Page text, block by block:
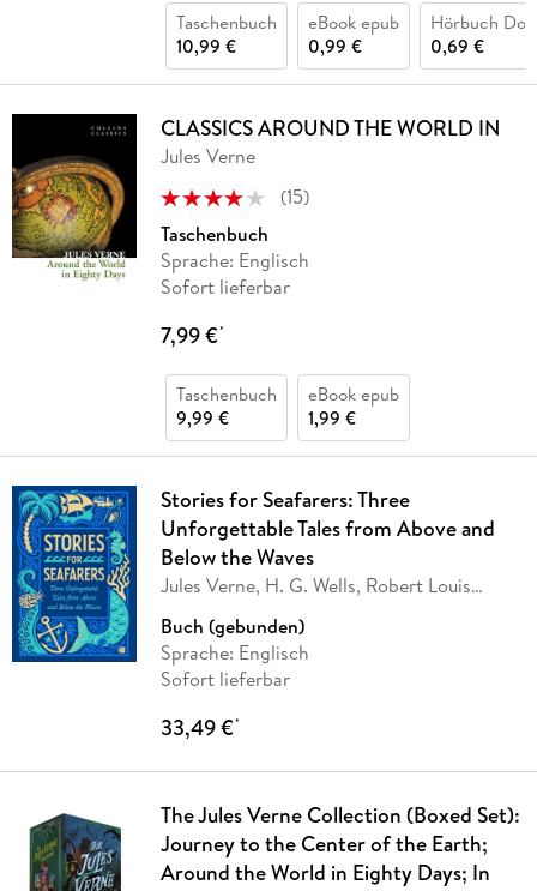
Taschenbuch
10,99 €
eBook epub
0,99 €
Hörbuch
0,69 €
CLASSICS AROUND THE WORLD IN
Jules Verne
(15)
Taschenbuch
Sprache: Englisch
Sofort lieferbar
7,99 €*
Taschenbuch
9,99 €
eBook epub
1,99 €
Stories for Seafarers: Three
Unforgettable Tales from Above and
Below the Waves
Jules Verne, H. G. Wells, Robert Louis
Buch (gebunden)
Sprache: Englisch
Sofort lieferbar
33,49 €*
The Jules Verne Collection (Boxed Set):
Journey to the Center of the Earth;
Around the World in Eighty Days; In